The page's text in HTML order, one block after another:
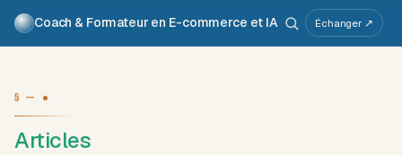
Coach & Formateur en E-commerce et IA
Pour qui Services Travaux Voix À propos Atelier IA Métiers
Échanger ↗
§ —
Articles